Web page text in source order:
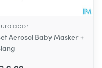
Aerosol Baby Masker +